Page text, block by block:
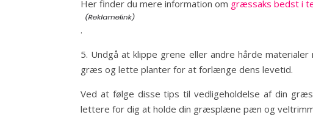
Her finder du mere information om græssaks bedst i
.
5. Undgå at klippe grene eller andre hårde
græs og lette planter for at forlænge dens levetid.
Ved at følge disse tips til vedligeholdelse af din
lettere for dig at holde din græsplæne pæn og